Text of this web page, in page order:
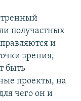
получастных
и
зрения,
быть
проекты, на
чего он и